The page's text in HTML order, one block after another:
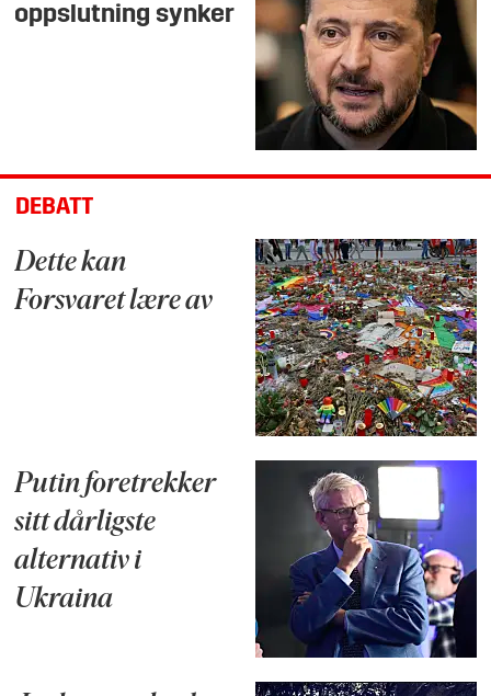
oppslutning synker
DEBATT
Dette kan
Forsvaret lære av
Putin foretrekker
sitt dårligste
alternativ i
Ukraina